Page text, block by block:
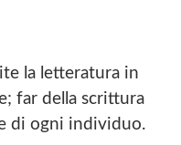
la letteratura in
far della scrittura
di ogni individuo.